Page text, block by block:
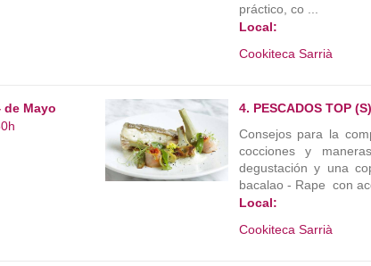
práctico, co ...
Local:
Cookiteca Sarrià
de Mayo
4. PESCADOS TOP
Consejos para la
cocciones y
degustación y una
bacalao - Rape con
Local:
Cookiteca Sarrià